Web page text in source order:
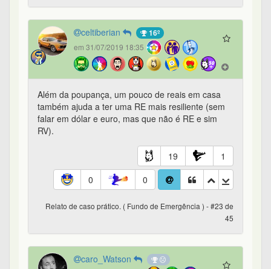
celtiberian 16º
em 31/07/2019 18:35
Além da poupança, um pouco de reais em casa
também ajuda a ter uma RE mais resiliente (sem
falar em dólar e euro, mas que não é RE e sim
RV).
19
1
0
0
Relato de caso prático. ( Fundo de Emergência ) - #23 de
45
caro_Watson